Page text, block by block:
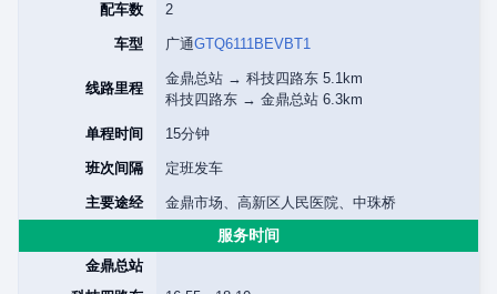
配车数 2
车型 广通GTQ6111BEVBT1
线路里程
金鼎总站 → 科技四路东 5.1km
科技四路东 → 金鼎总站 6.3km
单程时间 15分钟
班次间隔 定班发车
主要途经 金鼎市场、高新区人民医院、中珠桥
服务时间
金鼎总站